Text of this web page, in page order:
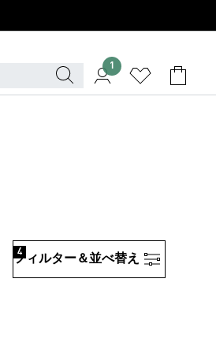
1
フィルター＆並べ替え
4